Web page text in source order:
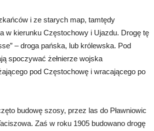
i ze starych map, tamtędy
w kierunku Częstochowy i Ujazdu. Drogę tę
– droga pańska, lub królewska. Pod
spoczywać żełnierze wojska
pod Częstochowę i wracającego po
budowę szosy, przez las do Pławniowic
Zaś w roku 1905 budowano drogę